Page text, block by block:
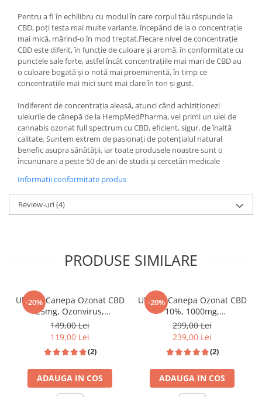
Pentru a fi în echilibru cu modul în care corpul tău răspunde la
CBD, poți testa mai multe variante, începând de la o concentrație
mai mică, mărind-o în mod treptat.Fiecare nivel de concentrație
CBD este diferit, în funcție de culoare și aromă, în conformitate cu
punctele sale forte, astfel încât concentrațiile mai mari de CBD au
o culoare bogată și o notă mai proeminentă, în timp ce
concentrațiile mai mici sunt mai clare în ton și gust.
Indiferent de concentrația aleasă, atunci când achiziționezi
uleiurile de cânepă de la HempMedPharma, vei primi un ulei de
cannabis ozonat full spectrum cu CBD, eficient, sigur, de înaltă
calitate. Suntem extrem de pasionați de potențialul natural
benefic asupra sănătății, iar toate produsele noastre sunt o
încununare a peste 50 de ani de studii și cercetări medicale
Informatii conformitate produs
Review-uri(4)
PRODUSE SIMILARE
-20%
Ulei de Canepa Ozonat CBD
25mg, Ozonvirus,
HempMedPharma, 10ml
149,00 Lei
119,00 Lei
(2)
ADAUGA IN COS
-20%
Ulei de Canepa Ozonat CBD
10%, 1000mg,
HempMedPharma, 10ml
299,00 Lei
239,00 Lei
(2)
ADAUGA IN COS